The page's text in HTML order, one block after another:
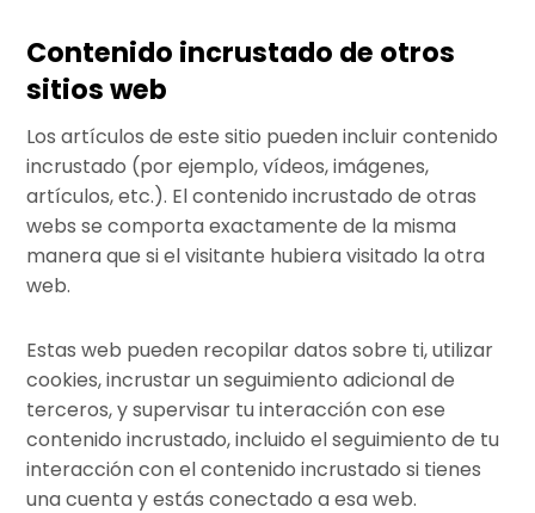
Contenido incrustado de otros
sitios web
Los artículos de este sitio pueden incluir contenido
incrustado (por ejemplo, vídeos, imágenes,
artículos, etc.). El contenido incrustado de otras
webs se comporta exactamente de la misma
manera que si el visitante hubiera visitado la otra
web.
Estas web pueden recopilar datos sobre ti, utilizar
cookies, incrustar un seguimiento adicional de
terceros, y supervisar tu interacción con ese
contenido incrustado, incluido el seguimiento de tu
interacción con el contenido incrustado si tienes
una cuenta y estás conectado a esa web.